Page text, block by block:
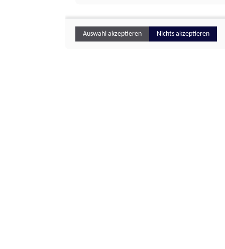
Auswahl akzeptieren Nichts akzeptieren